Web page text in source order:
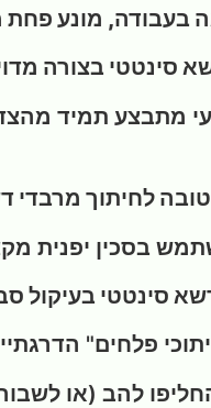
מונע פחת
סינטטי בצורה
מתבצע תמיד
טובה לחיתוך מרבדי
בסכין יפנית
סינטטי בעיקול
פלחים"